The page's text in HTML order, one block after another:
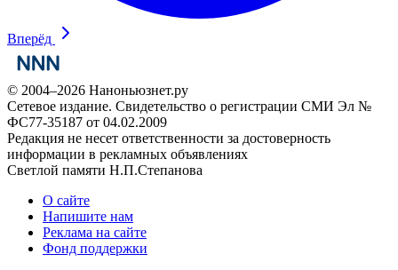
Вперёд
© 2004–2026 Наноньюзнет.ру
Сетевое издание. Свидетельство о регистрации СМИ Эл №
ФС77-35187 от 04.02.2009
Редакция не несет ответственности за достоверность
информации в рекламных объявлениях
Светлой памяти Н.П.Степанова
О сайте
Напишите нам
Реклама на сайте
Фонд поддержки